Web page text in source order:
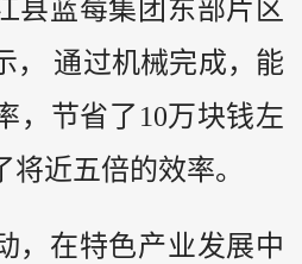
县蓝莓集团东部片区
， 通过机械完成，能
，节省了10万块钱左
近五倍的效率。
，在特色产业发展中